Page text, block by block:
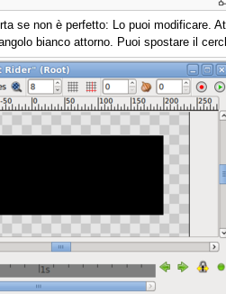
se non è perfetto: Lo puoi modificare.
bianco attorno. Puoi spostare il